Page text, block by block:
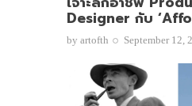
Designer กับ
by artofth September 12,